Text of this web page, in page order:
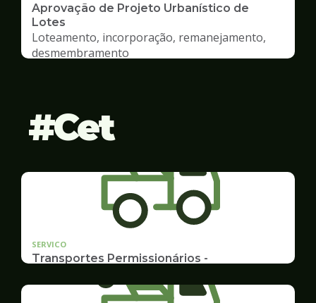
Aprovação de Projeto Urbanístico de
Lotes
Loteamento, incorporação, remanejamento,
desmembramento
Cet
SERVICO
Transportes Permissionários -
Documentação, Requerimento